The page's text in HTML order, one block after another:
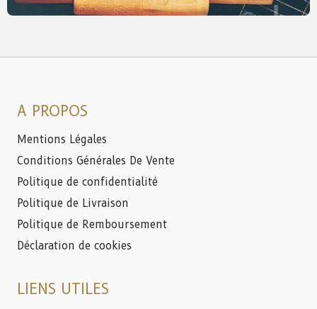
A PROPOS
Mentions Légales
Conditions Générales De Vente
Politique de confidentialité
Politique de Livraison
Politique de Remboursement
Déclaration de cookies
LIENS UTILES